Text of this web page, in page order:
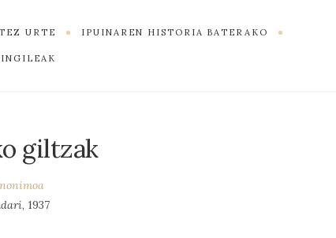
URTE IPUINAREN HISTORIA BATERAKO
giltzak
, 1937